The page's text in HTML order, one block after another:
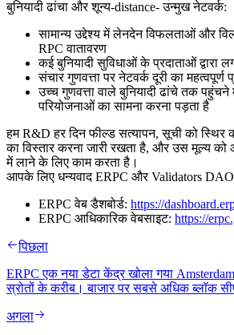
बुनियादी ढांचा और शून्य-distance- उन्मुख नेटवर्क:
सामान्य उद्देश्य में लेनदेन विफलताओं और
RPC वातावरण
कई बुनियादी सुविधाओं के प्रदाताओं द्वारा
संचार गुणवत्ता पर नेटवर्क दूरी का महत्वपूर्ण
उच्च गुणवत्ता वाले बुनियादी ढांचे तक पहुंचने
परियोजनाओं का सामना करना पड़ता है
हम R&D हर दिन फील्ड सत्यापन, सूची को स्थिर
का विस्तार करना जारी रखता है, और उस मूल्य
में लाने के लिए काम करता है।
आपके लिए धन्यवाद ERPC और Validators
ERPC वेब डैशबोर्ड: https://
ERPC आधिकारिक वेबसाइट: https://
पिछला
ERPC एक नया डेटा केंद्र खोला गया
स्रोतों के करीब। बाजार पर सबसे अधिक ब्लॉक
अगला